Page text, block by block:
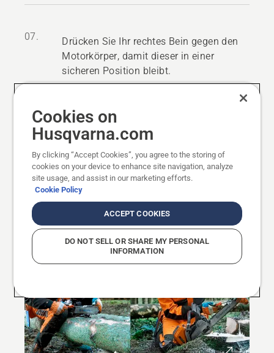
07.
Drücken Sie Ihr rechtes Bein gegen den
Motorkörper, damit dieser in einer
sicheren Position bleibt.
Feilen Sie die restlichen Schneidezähne
auf der anderen Seite, gemäß den
Anweisungen.
Cookies on
Husqvarna.com
By clicking “Accept Cookies”, you agree to the storing of
cookies on your device to enhance site navigation, analyze
site usage, and assist in our marketing efforts.
Cookie Policy
ACCEPT COOKIES
DO NOT SELL OR SHARE MY PERSONAL
INFORMATION